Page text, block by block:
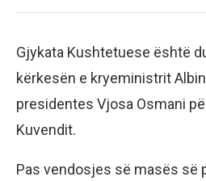
Gjykata Kushtetuese është
kërkesën e kryeministrit
presidentes Vjosa Osmani
Kuvendit.
Pas vendosjes së masës së